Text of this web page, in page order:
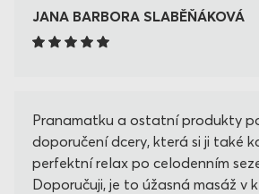
JANA BARBORA SLABĚŇÁKOVÁ
Pranamatku a ostatní produkty
doporučení dcery, která si ji také
perfektní relax po celodenním
Doporučuji, je to úžasná masáž v